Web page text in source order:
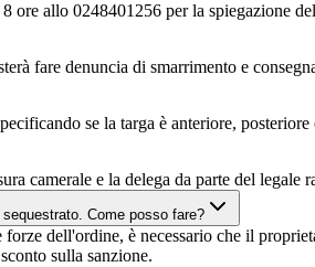
allo 0248401256 per la spiegazione
fare denuncia di smarrimento e
se la targa è anteriore, posteriore
camerale e la delega da parte del legale
Come posso fare?
dell'ordine, è necessario che il
sulla sanzione.